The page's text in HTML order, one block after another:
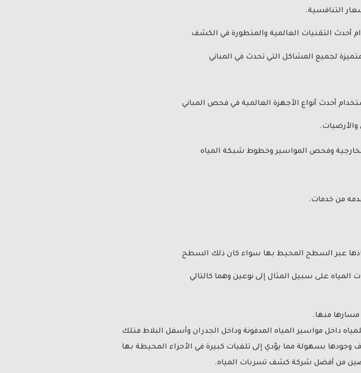
التنافسية.
أحدث التقنيات العالمية والمتطورة في الكشف
لجميع المشاكل التي تحدث في المباني
أحدث أنواع الأجهزة العالمية في فحص المباني
وفحص المواسير وخطوط شبكة المياه
من خدمات.
عبر السطح المحيط بها سواء كان ذلك السطح
المياه على سبيل المثال إلى نوعين وهما كالتالي
مسارها منها.
داخل مواسير المياه المدفونة وداخل الجدران وأسفل البلاط فتلك
بسهولة مما يؤدي إلى تلفيات كبيرة في الأجزاء المحيطة بها
من أفضل شركة كشف تسربات المياه.